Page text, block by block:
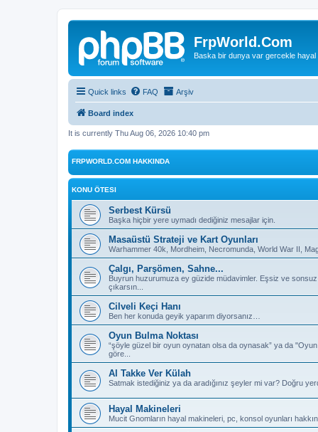
FrpWorld.Com
Baska bir dunya var gercekle hayal
Quick links FAQ Arşiv
Board index
It is currently Thu Aug 06, 2026 10:40 pm
FRPWORLD.COM HAKKINDA
KONU ÖTESI
Serbest Kürsü
Başka hiçbir yere uymadı dediğiniz mesajlar için.
Masaüstü Strateji ve Kart Oyunları
Warhammer 40k, Mordheim, Necromunda, World War II,
Çalgı, Parşömen, Sahne...
Buyrun huzurumuza ey güzide müdavimler. Eşsiz ve sonsuz
çıkarsın...
Cilveli Keçi Hanı
Ben her konuda geyik yaparım diyorsanız…
Oyun Bulma Noktası
“şöyle güzel bir oyun oynatan olsa da oynasak” ya da
göre...
Al Takke Ver Külah
Satmak istediğiniz ya da aradığınız şeyler mi var? Doğru
Hayal Makineleri
Mucit Gnomların hayal makineleri, pc, konsol oyunları